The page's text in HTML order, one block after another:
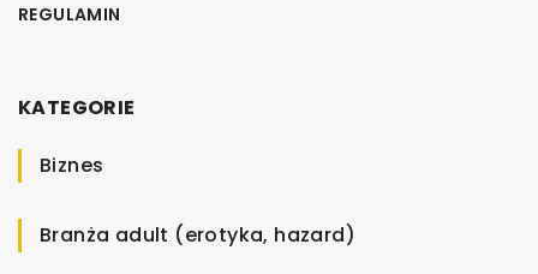
REGULAMIN
KATEGORIE
Biznes
Branża adult (erotyka, hazard)